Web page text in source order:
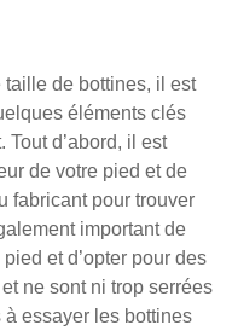
taille de bottines, il est
éléments clés
d’abord, il est
de votre pied et de
fabricant pour trouver
important de
et d’opter pour des
ne sont ni trop serrées
à essayer les bottines